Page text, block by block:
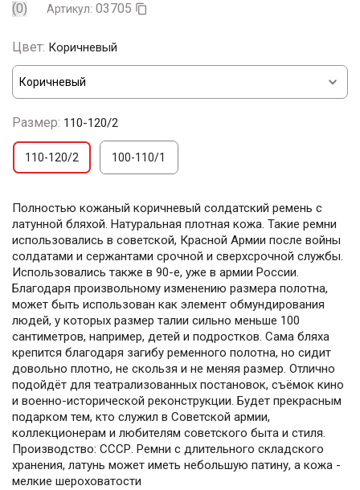
(0) Артикул: 03705 
Цвет: Коричневый
Размер: 110-120/2
110-120/2 100-110/1
Полностью кожаный коричневый солдатский ремень с
латунной бляхой. Натуральная плотная кожа. Такие ремни
использовались в советской, Красной Армии после войны
солдатами и сержантами срочной и сверхсрочной службы.
Использовались также в 90-е, уже в армии России.
Благодаря произвольному изменению размера полотна,
может быть использован как элемент обмундирования
людей, у которых размер талии сильно меньше 100
сантиметров, например, детей и подростков. Сама бляха
крепится благодаря загибу ременного полотна, но сидит
довольно плотно, не скользя и не меняя размер. Отлично
подойдёт для театрализованных постановок, съёмок кино
и военно-исторической реконструкции. Будет прекрасным
подарком тем, кто служил в Советской армии,
коллекционерам и любителям советского быта и стиля.
Производство: СССР. Ремни с длительного складского
хранения, латунь может иметь небольшую патину, а кожа -
мелкие шероховатости